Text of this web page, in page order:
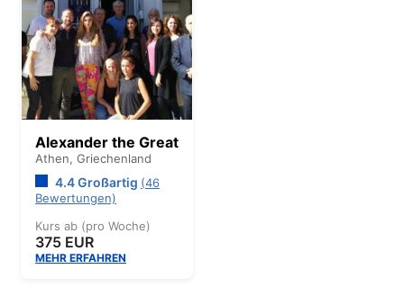
Alexander the Great
Athen, Griechenland
4.4 Großartig (46
Bewertungen)
Kurs ab (pro Woche)
375 EUR
MEHR ERFAHREN